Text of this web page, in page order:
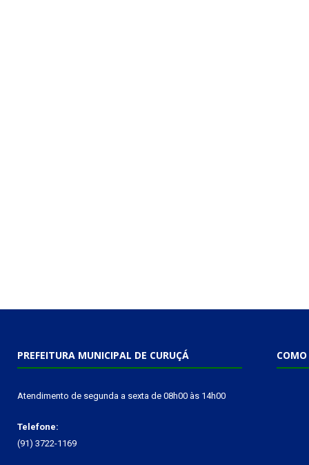
PREFEITURA MUNICIPAL DE CURUÇÁ
Atendimento de segunda a sexta de 08h00 às 14h00
Telefone:
(91) 3722-1169
COMO